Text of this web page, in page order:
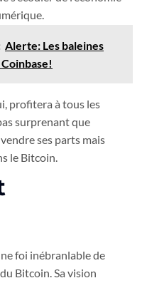
Alerte: Les baleines
profitera à tous les
surprenant que
ses parts mais
le Bitcoin.
foi inébranlable de
Bitcoin. Sa vision